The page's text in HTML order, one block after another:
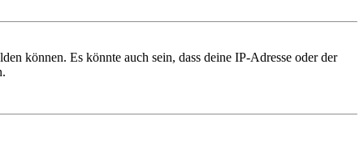
können. Es könnte auch sein, dass deine IP-Adresse oder der